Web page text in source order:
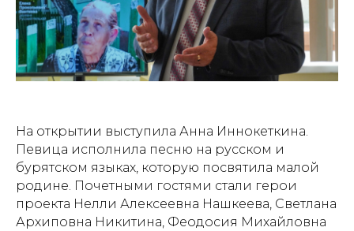
На открытии выступила Анна Иннокеткина.
Певица исполнила песню на русском и
бурятском языках, которую посвятила малой
родине. Почетными гостями стали герои
проекта Нелли Алексеевна Нашкеева, Светлана
Архиповна Никитина, Феодосия Михайловна